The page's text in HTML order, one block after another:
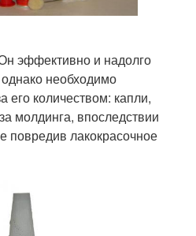
эффективно и надолго
необходимо
его количеством: капли,
молдинга, впоследствии
повредив лакокрасочное